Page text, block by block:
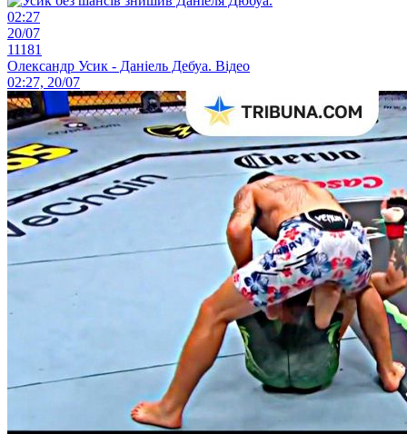
02:27
20/07
11181
Олександр Усик - Даніель Дебуа. Відео
02:27, 20/07